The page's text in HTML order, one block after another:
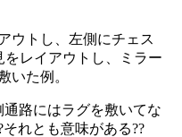
ウトし、左側にチェス
をレイアウトし、ミラー
いた例。
路にはラグを敷いてな
れとも意味がある??